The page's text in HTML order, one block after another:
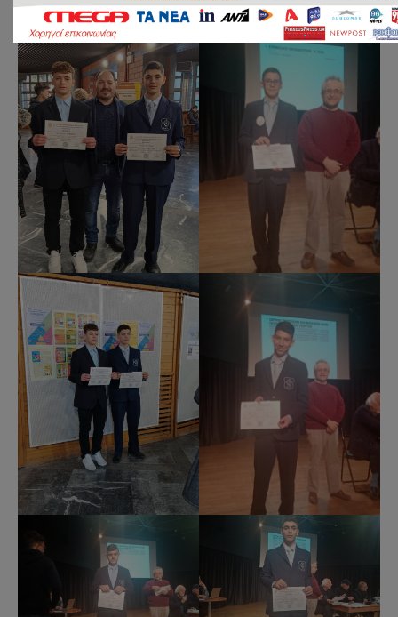
φωτογραφίες από την βράβευση τους.